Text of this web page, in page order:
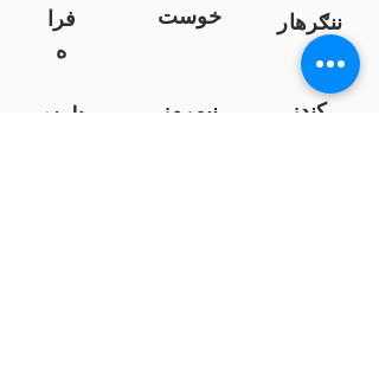
فرا
ه
خوست ننګرهار
هلمند نیمروز
کندز